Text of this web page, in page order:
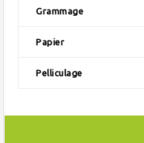
Grammage
Papier
Pelliculage